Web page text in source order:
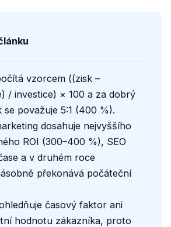
vzorcem ((zisk –
/ investice) × 100 a za dobrý
se považuje 5:1 (400 %).
dosahuje nejvyššího
ROI (300–400 %), SEO
a v druhém roce
překonává počáteční
časový faktor ani
hodnotu zákazníka, proto